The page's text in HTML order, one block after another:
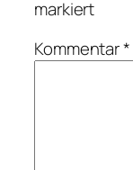
markiert
Kommentar*